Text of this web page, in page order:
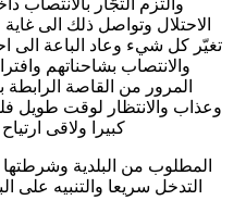
الاحتلال وتواصل ذلك الى
تغيّر كل شيء وعاد الباعة الى
والانتصاب بشاحناتهم
المرور من القاصة الرابطة
وعذاب والانتظار لوقت طويل
كبيرا ولاقى
المطلوب من البلدية
التدخل سريعا والتنبيه على